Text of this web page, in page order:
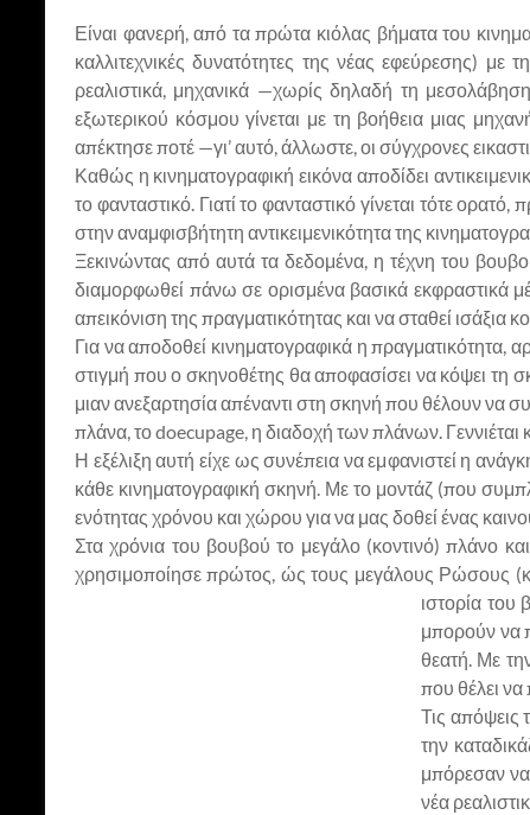
Είναι φανερή, από τα πρώτα κιόλας βήματα του
καλλιτεχνικές δυνατότητες της νέας εφεύρεσης)
ρεαλιστικά, μηχανικά —χωρίς δηλαδή τη
εξωτερικού κόσμου γίνεται με τη βοήθεια μιας
απέκτησε ποτέ —γι’ αυτό, άλλωστε, οι σύγχρονες
Καθώς η κινηματογραφική εικόνα αποδίδει
το φανταστικό. Γιατί το φανταστικό γίνεται τότε
στην αναμφισβήτητη αντικειμενικότητα της
Ξεκινώντας από αυτά τα δεδομένα, η τέχνη του
διαμορφωθεί πάνω σε ορισμένα βασικά εκφραστικά
απεικόνιση της πραγματικότητας και να σταθεί ισάξια
Για να αποδοθεί κινηματογραφικά η
στιγμή που ο σκηνοθέτης θα αποφασίσει να κόψει τη
μιαν ανεξαρτησία απέναντι στη σκηνή που θέλουν να
πλάνα, το doecupage, η διαδοχή των πλάνων.
Η εξέλιξη αυτή είχε ως συνέπεια να εμφανιστεί η
κάθε κινηματογραφική σκηνή. Με το μοντάζ (που
ενότητας χρόνου και χώρου για να μας δοθεί ένας
Στα χρόνια του βουβού το μεγάλο (κοντινό) πλάνο
χρησιμοποίησε πρώτος, ώς τους μεγάλους Ρώσους
ιστορία του
μπορούν να
θεατή. Με
που θέλει να
Τις απόψεις
την
μπόρεσαν
νέα